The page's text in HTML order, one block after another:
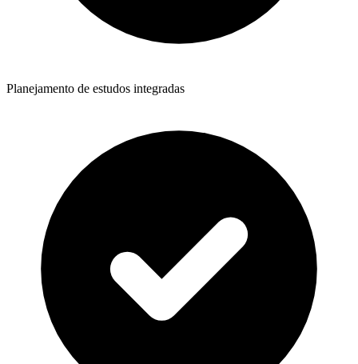
Planejamento de estudos integradas